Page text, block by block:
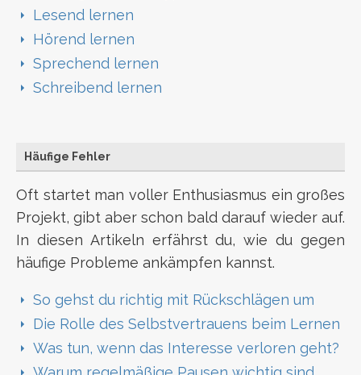
Lesend lernen
Hörend lernen
Sprechend lernen
Schreibend lernen
Häufige Fehler
Oft startet man voller Enthusiasmus ein großes
Projekt, gibt aber schon bald darauf wieder auf.
In diesen Artikeln erfährst du, wie du gegen
häufige Probleme ankämpfen kannst.
So gehst du richtig mit Rückschlägen um
Die Rolle des Selbstvertrauens beim Lernen
Was tun, wenn das Interesse verloren geht?